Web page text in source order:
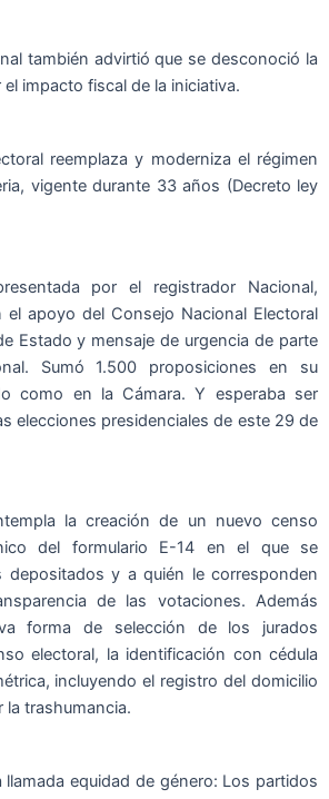
también advirtió que se desconoció la
impacto fiscal de la iniciativa.
reemplaza y moderniza el régimen
vigente durante 33 años (Decreto ley
por el registrador Nacional,
el apoyo del Consejo Nacional Electoral
Estado y mensaje de urgencia de parte
Sumó 1.500 proposiciones en su
como en la Cámara. Y esperaba ser
elecciones presidenciales de este 29 de
la creación de un nuevo censo
del formulario E-14 en el que se
y a quién le corresponden
de las votaciones. Además
forma de selección de los jurados
electoral, la identificación con cédula
incluyendo el registro del domicilio
la trashumancia.
llamada equidad de género: Los partidos